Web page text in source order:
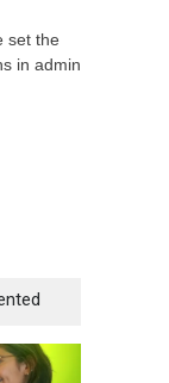
set the
in admin